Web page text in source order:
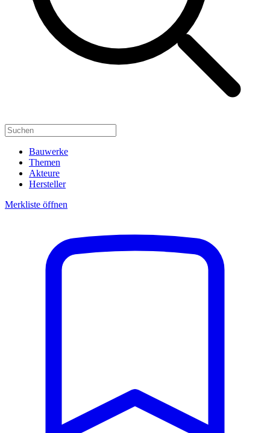
Bauwerke
Themen
Akteure
Hersteller
Merkliste öffnen